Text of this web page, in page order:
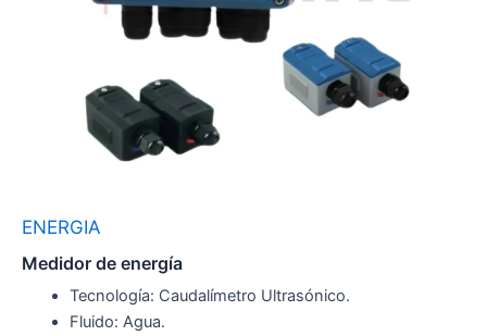
ENERGIA
Medidor de energía
Tecnología: Caudalímetro Ultrasónico.
Fluido: Agua.